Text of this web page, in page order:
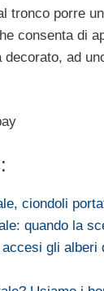
tronco porre
consenta di
decorato, ad
ciondoli
quando la
gli alberi